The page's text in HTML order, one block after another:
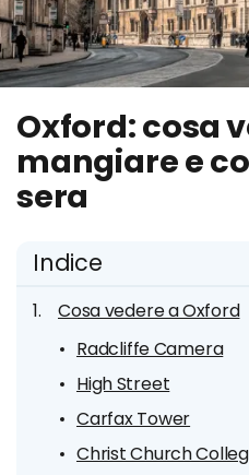
Oxford: cosa
mangiare e
sera
Indice
Cosa vedere a Oxford
Radcliffe Camera
High Street
Carfax Tower
Christ Church